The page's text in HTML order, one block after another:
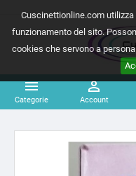
Cuscinettionline.com
funzionamento del sito.
cookies che servono a

Categorie

Account